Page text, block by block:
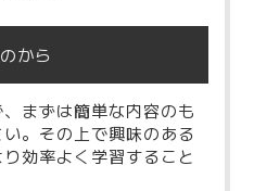
から
まずは簡単な内容のも
。その上で興味のある
効率よく学習すること